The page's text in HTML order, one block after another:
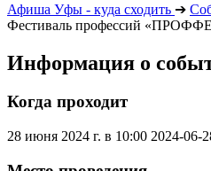
Афиша Уфы - куда сходить ➔
Фестиваль профессий
Информация о
Когда проходит
28 июня 2024 г. в 10:00 2024-06-